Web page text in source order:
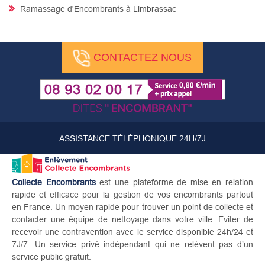
Ramassage d'Encombrants à Limbrassac
CONTACTEZ NOUS
ASSISTANCE TÉLÉPHONIQUE 24H/7J
Collecte Encombrantsest une plateforme de mise en relation
rapide et efficace pour la gestion de vos encombrants partout
en France. Un moyen rapide pour trouver un point de collecte et
contacter une équipe de nettoyage dans votre ville. Eviter de
recevoir une contravention avec le service disponible 24h/24 et
7J/7. Un service privé indépendant qui ne relèvent pas d’un
service public gratuit.